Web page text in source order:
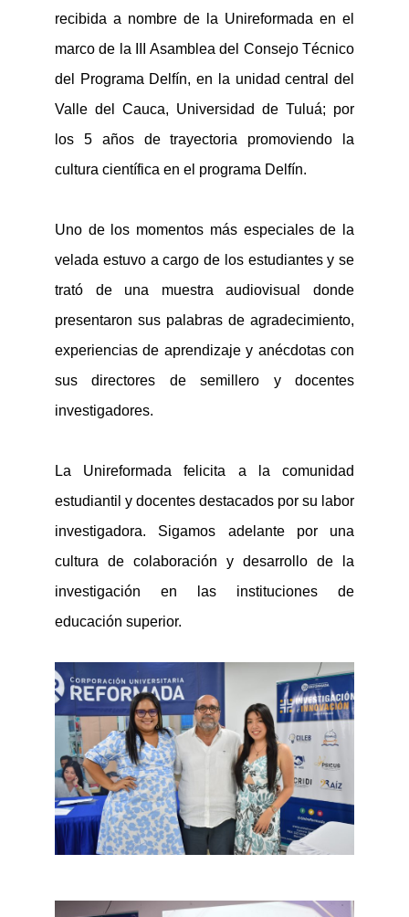
recibida a nombre de la Unireformada en el
marco de la III Asamblea del Consejo Técnico
del Programa Delfín, en la unidad central del
Valle del Cauca, Universidad de Tuluá; por
los 5 años de trayectoria promoviendo la
cultura científica en el programa Delfín.
Uno de los momentos más especiales de la
velada estuvo a cargo de los estudiantes y se
trató de una muestra audiovisual donde
presentaron sus palabras de agradecimiento,
experiencias de aprendizaje y anécdotas con
sus directores de semillero y docentes
investigadores.
La Unireformada
felicita a la comunidad
estudiantil y docentes destacados por su labor
investigadora. Sigamos adelante por una
cultura de colaboración y desarrollo de la
investigación en las instituciones de
educación superior.